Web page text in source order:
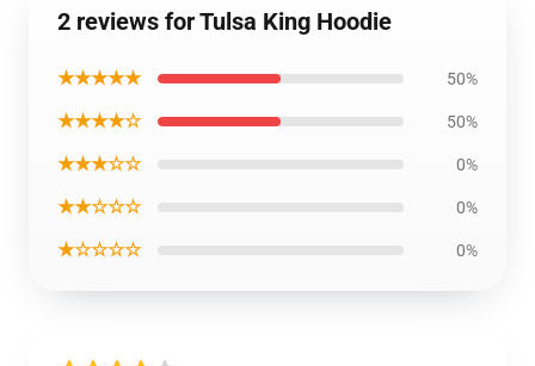
2 reviews for Tulsa King Hoodie
★★★★★ 50%
★★★★☆ 50%
★★★☆☆ 0%
★★☆☆☆ 0%
★☆☆☆☆ 0%